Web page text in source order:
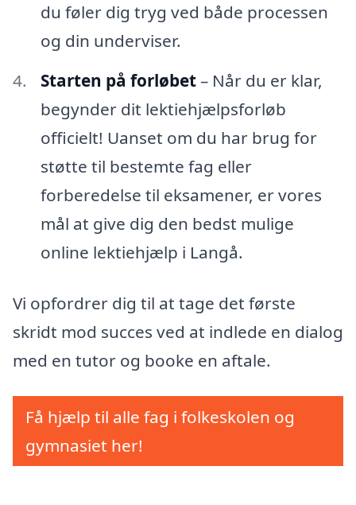
du føler dig tryg ved både processen
og din underviser.
Starten på forløbet– Når du er klar,
begynder dit lektiehjælpsforløb
officielt! Uanset om du har brug for
støtte til bestemte fag eller
forberedelse til eksamener, er vores
mål at give dig den bedst mulige
online lektiehjælp i Langå.
Vi opfordrer dig til at tage det første
skridt mod succes ved at indlede en dialog
med en tutor og booke en aftale.
Få hjælp til alle fag i folkeskolen og
gymnasiet her!